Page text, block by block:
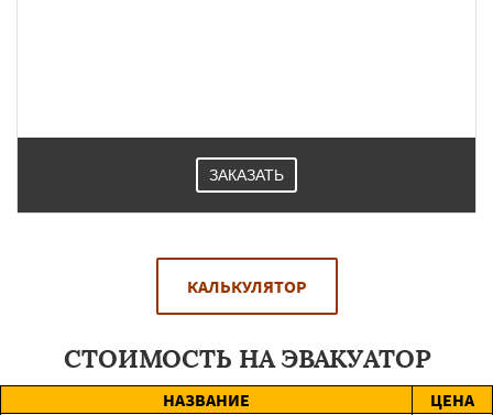
ЗАКАЗАТЬ
КАЛЬКУЛЯТОР
СТОИМОСТЬ НА ЭВАКУАТОР
НАЗВАНИЕ
ЦЕНА